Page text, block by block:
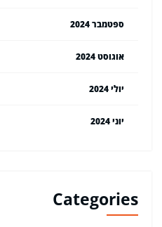
ספטמבר 2024
אוגוסט 2024
יולי 2024
יוני 2024
Categories